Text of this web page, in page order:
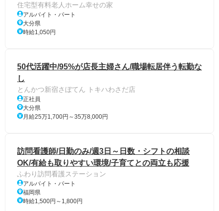
住宅型有料老人ホーム幸せの家
アルバイト・パート
大分県
時給1,050円
50代活躍中/95%が店長主婦さん/職場転居伴う転勤な
し
とんかつ新宿さぼてん トキハわさだ店
正社員
大分県
月給25万1,700円～35万8,000円
訪問看護師/日勤のみ/週3日～日数・シフトの相談
OK/有給も取りやすい環境/子育てとの両立も応援
ふわり訪問看護ステーション
アルバイト・パート
福岡県
時給1,500円～1,800円